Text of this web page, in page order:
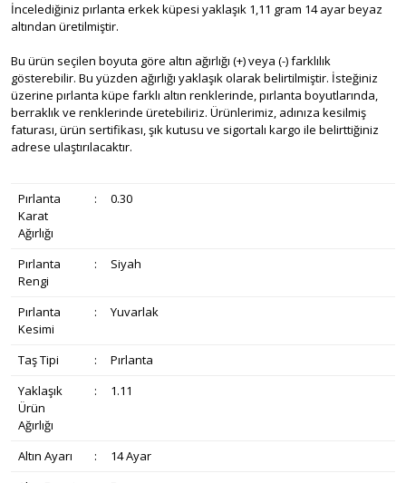
İncelediğiniz pırlanta erkek küpesi yaklaşık 1,11 gram 14 ayar beyaz
altından üretilmiştir.
Bu ürün seçilen boyuta göre altın ağırlığı (+) veya (-) farklılık
gösterebilir. Bu yüzden ağırlığı yaklaşık olarak belirtilmiştir. İsteğiniz
üzerine pırlanta küpe farklı altın renklerinde, pırlanta boyutlarında,
berraklık ve renklerinde üretebiliriz. Ürünlerimiz, adınıza kesilmiş
faturası, ürün sertifikası, şık kutusu ve sigortalı kargo ile belirttiğiniz
adrese ulaştırılacaktır.
Pırlanta
Karat
Ağırlığı
: 0.30
Pırlanta
Rengi
: Siyah
Pırlanta
Kesimi
: Yuvarlak
Taş Tipi :
Pırlanta
Yaklaşık
Ürün
Ağırlığı
: 1.11
Altın Ayarı :
14 Ayar